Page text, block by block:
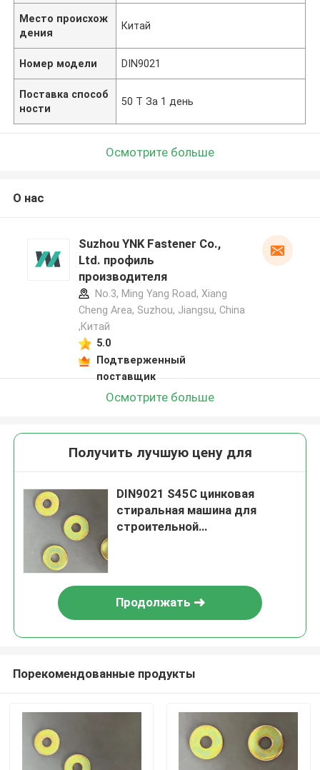
Место происхож
дения
Китай
Номер модели DIN9021
Поставка способ
ности
50 Т За 1 день
Осмотрите больше
О нас
Suzhou YNK Fastener Co.,
Ltd. профиль
производителя
No.3, Ming Yang Road, Xiang
Cheng Area, Suzhou, Jiangsu, China
,Китай
5.0
Подтверженный
поставщик
Осмотрите больше
Получить лучшую цену для
DIN9021 S45C цинковая
стиральная машина для
строительной
Продолжать
Порекомендованные продукты